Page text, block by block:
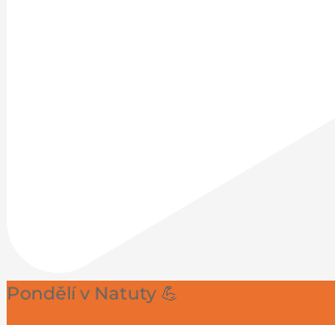
Pondělí v Natuty 💪